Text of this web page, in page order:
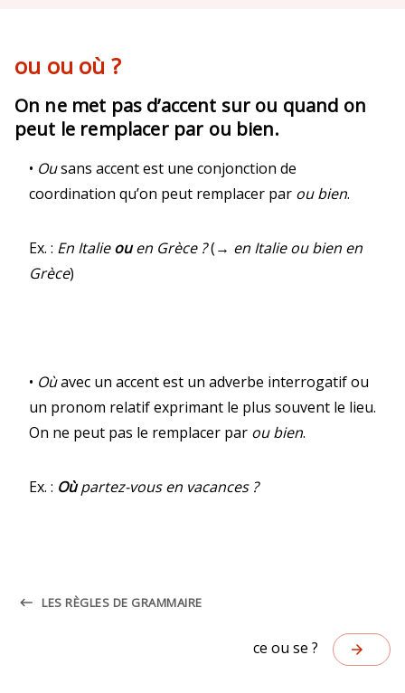
ou ou où ?
On ne met pas d’accent sur ou quand on
peut le remplacer par ou bien.
• Ousans accent est une conjonction de
coordination qu’on peut remplacer par ou bien.
Ex. : En Italieouen Grèce ?(→ en Italie ou bien en
Grèce)
• Oùavec un accent est un adverbe interrogatif ou
un pronom relatif exprimant le plus souvent le lieu.
On ne peut pas le remplacer par ou bien.
Ex. : Oùpartez-vous en vacances ?
keyboard_backspace LES RÈGLES DE GRAMMAIRE
ce ou se ? arrow_forward